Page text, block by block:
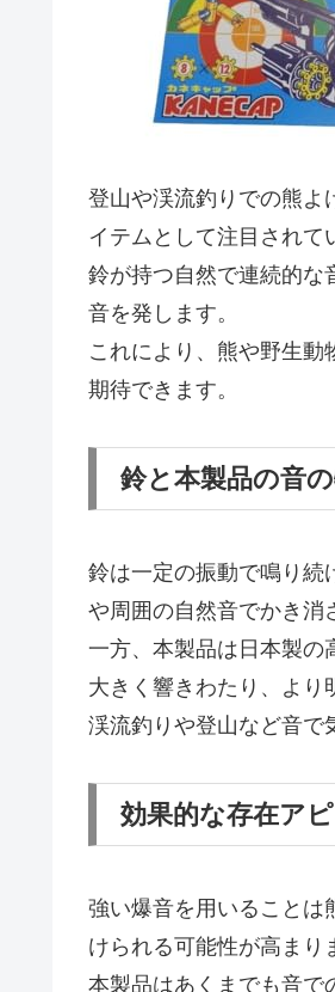
登山や渓流釣りでの熊よ
イテムとして注目されて
鈴が持つ自然で連続的な
音を発します。
これにより、熊や野生
期待できます。
鈴と本製品の音
鈴は一定の振動で鳴り続
や周囲の自然音でかき消
一方、本製品は日本製の
大きく響きわたり、より
渓流釣りや登山など音で
効果的な存在ア
強い爆音を用いることは
けられる可能性が高まり
本製品はあくまでも音で